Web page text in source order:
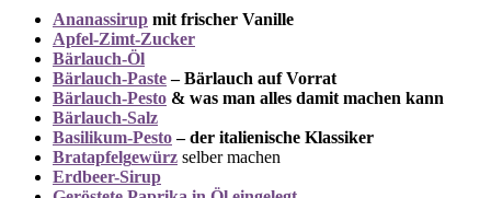
Ananassirup mit frischer Vanille
Apfel-Zimt-Zucker
Bärlauch-Öl
Bärlauch-Paste– Bärlauch auf Vorrat
Bärlauch-Pesto & was man alles damit machen kann
Bärlauch-Salz
Basilikum-Pesto– der italienische Klassiker
Bratapfelgewürz selber machen
Erdbeer-Sirup